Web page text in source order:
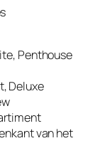
Penthouse
Deluxe
van het